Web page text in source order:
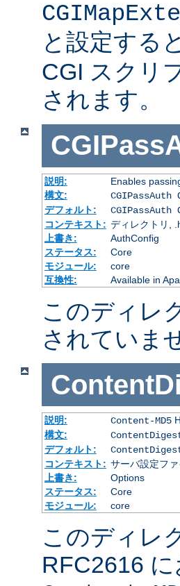
と設定すると
CGI スクリ
されます。
説明:
Enables
構文:
CGIPassAuth
デフォルト:
CGIPassAuth
コンテキスト: ディレクトリ,
上書き:
AuthConfig
ステータス:
Core
モジュール:
core
互換性:
Available in
このディレ
されていま
説明: Content-MD5
構文:
デフォルト:
コンテキスト: サーバ設定フ
上書き:
Options
ステータス:
Core
モジュール:
core
このディレ
RFC2616